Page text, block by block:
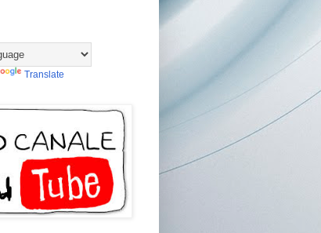
Translate